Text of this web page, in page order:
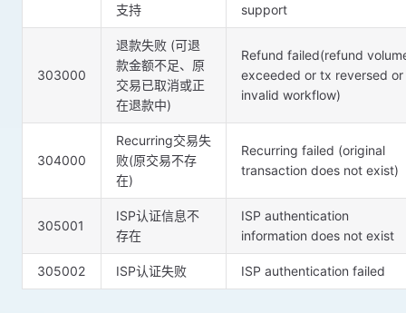
支持
support
303000
退款失败 (可退
款金额不足、原
交易已取消或正
在退款中)
Refund failed(refund
exceeded or tx reversed or
invalid workflow)
304000
Recurring交易失
败(原交易不存
在)
Recurring failed (original
transaction does not exist)
305001
ISP认证信息不
存在
ISP authentication
information does not exist
305002 ISP认证失败 ISP authentication failed